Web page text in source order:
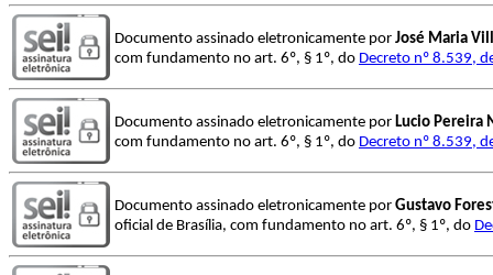
Documento assinado eletronicamente por José Maria
com fundamento no art. 6º, § 1º, do Decreto nº 8.539,
Documento assinado eletronicamente por Lucio Pereira
com fundamento no art. 6º, § 1º, do Decreto nº 8.539,
Documento assinado eletronicamente por Gustavo
oficial de Brasília, com fundamento no art. 6º, § 1º, do